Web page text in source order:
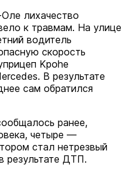
лихачество
к травмам. На улице
водитель
скорость
Kpohe
В результате
сам обратился
ранее,
четыре —
стал нетрезвый
результате ДТП.